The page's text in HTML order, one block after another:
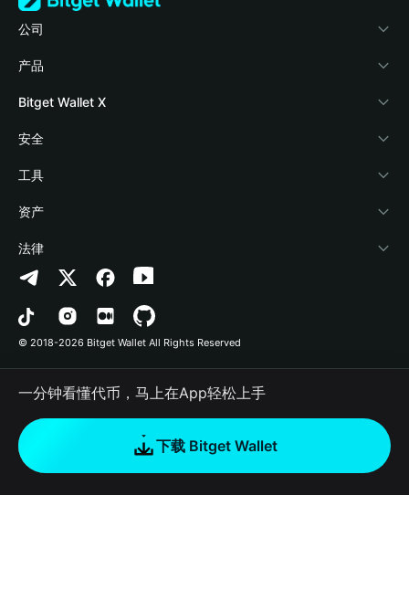
公司
关于 Bitget Wallet
博客
学院
加密资讯
帮助中心
联系我们
品牌资源
工作机会
产品
加密卡
稳定币理财
Payfi Crypto
Crypto Swap API
山寨季指数
预测市场
DApp
RWA
如何购买加密货币
Bitget Wallet X
开发者文档
接入钱包
Bitget Wallet Pay
合作上架
安全
风险保障基金
安全防护技术
工具
快捷买币
授权检测
合约检测
批量转账
资产
Arbitrum
Avalanche
Bitcoin
Polygon
法律
隐私协议
用户使用协议
© 2018-2026 Bitget Wallet All Rights Reserved
一分钟看懂代币，马上在App轻松上手
下载 Bitget Wallet